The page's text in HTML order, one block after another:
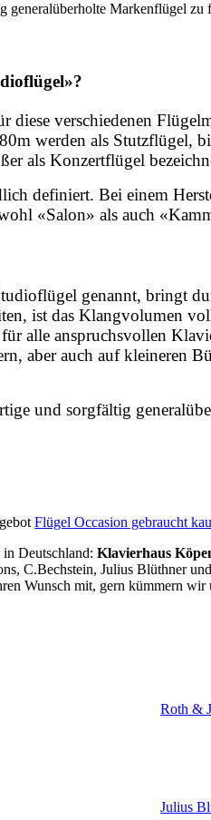
generalüberholte Markenflügel zu
verschiedenen
werden als Stutzflügel,
als Konzertflügel
definiert. Bei einem
«Salon» als auch
genannt, bringt
ist das Klangvolumen
alle anspruchsvollen
aber auch auf kleineren
und sorgfältig
Flügel Occasion gebraucht
Deutschland: Klavierhaus
C.Bechstein, Julius Blüthner
Wunsch mit, gern kümmern wir
Roth &
Julius